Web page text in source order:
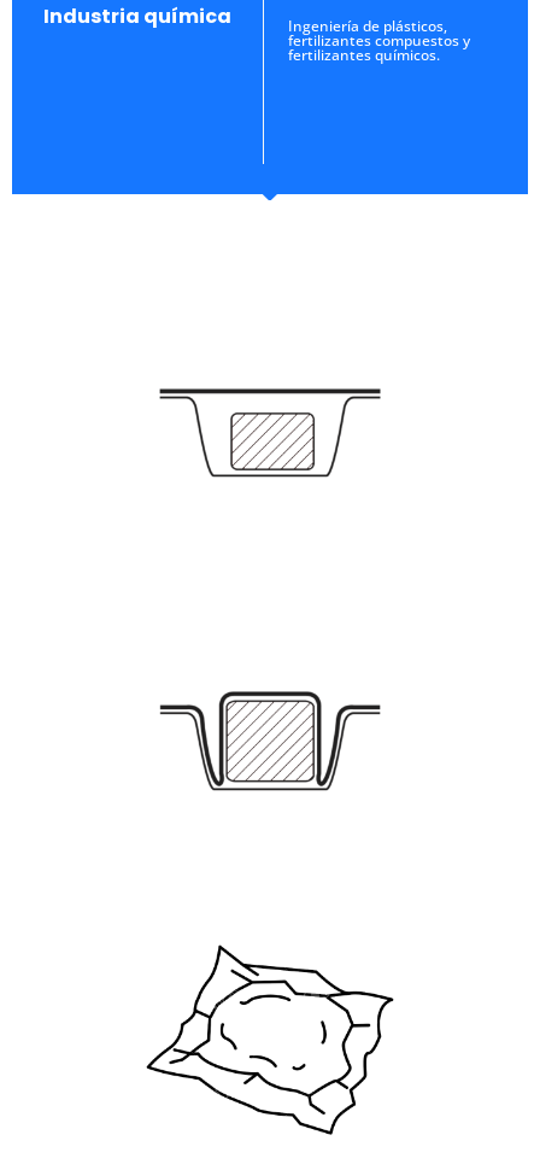
Industria química Ingeniería de plásticos,
fertilizantes compuestos y
fertilizantes químicos.